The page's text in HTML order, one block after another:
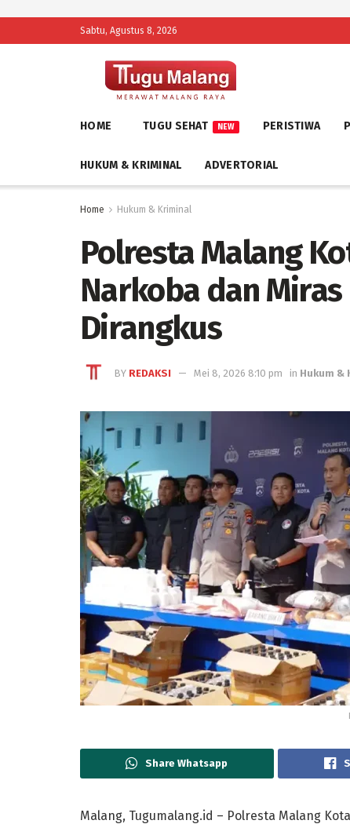
Sabtu, Agustus 8, 2026
HOME TUGU SEHAT NEW PERISTIWA
HUKUM & KRIMINAL ADVERTORIAL
Home Hukum & Kriminal
Polresta Malang
Narkoba dan
Dirangkus
BY REDAKSI Mei 8, 2026 8:10 pm in Hukum &
Share Whatsapp
Malang, Tugumalang.id – Polresta Malang